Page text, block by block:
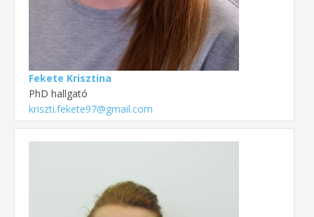
Fekete Krisztina
PhD hallgató
kriszti.fekete97@gmail.com